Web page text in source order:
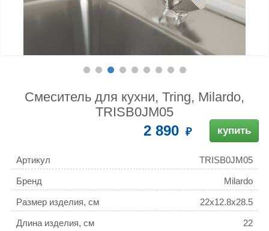
Смеситель для кухни, Tring, Milardo,
TRISB0JM05
2 890 купить
Артикул TRISB0JM05
Бренд Milardo
Размер изделия, см 22x12.8x28.5
Длина изделия, см 22